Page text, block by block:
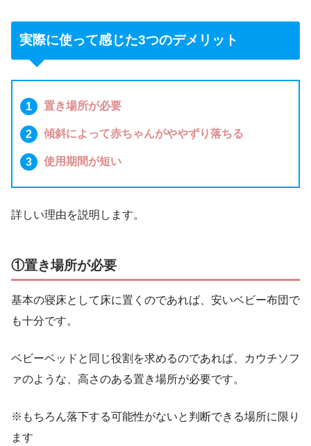
実際に使って感じた3つのデメリット
置き場所が必要
傾斜によって赤ちゃんがややずり落ちる
使用期間が短い
詳しい理由を説明します。
①置き場所が必要
基本の寝床として床に置くのであれば、安いベビー布団で
も十分です。
ベビーベッドと同じ役割を求めるのであれば、カウチソフ
ァのような、高さのある置き場所が必要です。
※もちろん落下する可能性がないと判断できる場所に限り
ます